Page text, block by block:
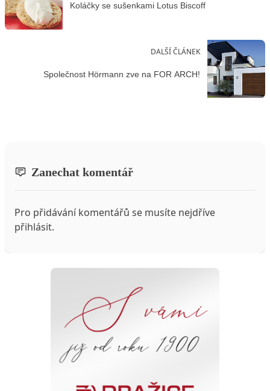
Koláčky se sušenkami Lotus Biscoff
DALŠÍ ČLÁNEK
Společnost Hörmann zve na FOR ARCH!
Zanechat komentář
Pro přidávání komentářů se musíte nejdříve
přihlásit.